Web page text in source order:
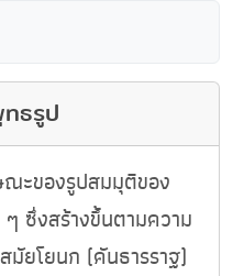
ธรูป
ะของรูปสมมุติของ
ซึ่งสร้างขึ้นตามความ
มัยโยนก (คันธารราฐ)